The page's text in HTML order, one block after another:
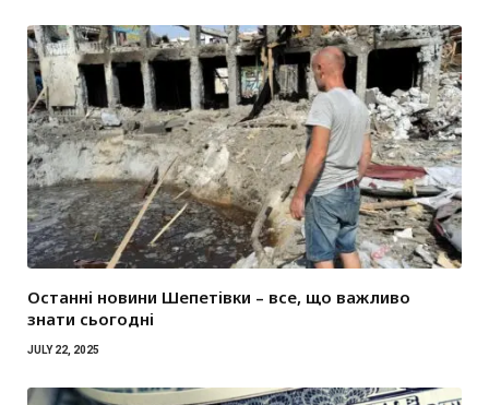
Останні новини Шепетівки – все, що важливо
знати сьогодні
JULY 22, 2025